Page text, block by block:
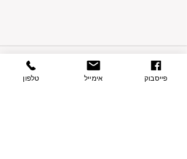
תגובות
טלפון אימייל פייסבוק